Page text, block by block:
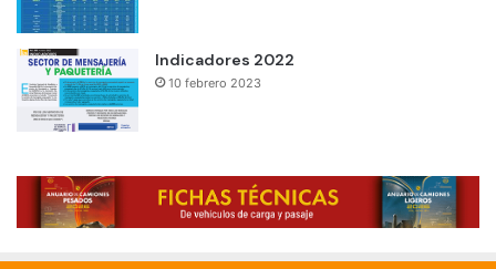
Indicadores 2022
10 febrero 2023